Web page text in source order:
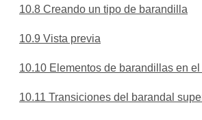
6.13 Cubierta por extrusión
6.14 Buhardillas
6.15 Flechas de pendiente
6.16 Tipos de corte de aleros
9.9 Inicio-Fin con contrahuella
9.10 Seleccionar la barandilla
9.11 Zancas
9.12 Soportes
10.8 Creando un tipo de barandilla
10.9 Vista previa
10.10 Elementos de barandillas en
10.11 Transiciones del barandal